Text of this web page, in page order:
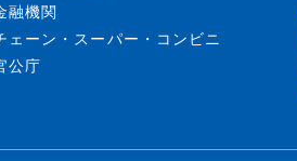
融機関
ェーン・スーパー・コンビニ
公庁